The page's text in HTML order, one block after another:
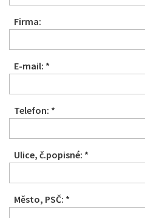
Firma:
E-mail: *
Telefon: *
Ulice, č.popisné: *
Město, PSČ: *